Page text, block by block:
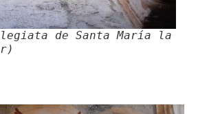
de Santa María la